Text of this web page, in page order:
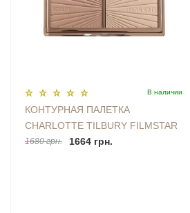
В наличии
КОНТУРНАЯ ПАЛЕТКА
CHARLOTTE TILBURY FILMSTAR
BRONZE & GLOW LIGHT TO
1680 грн. 1664 грн.